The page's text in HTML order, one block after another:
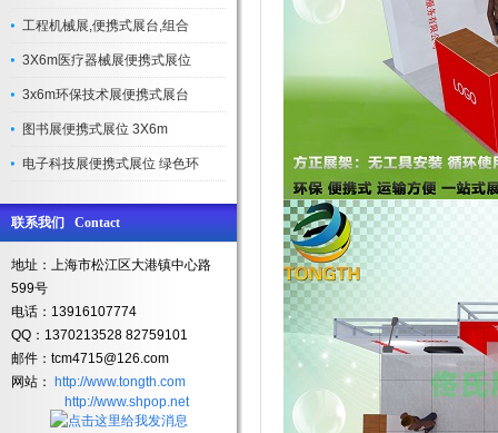
工程机械展,便携式展台,组合
3X6m医疗器械展便携式展位
3x6m环保技术展便携式展台
图书展便携式展位 3X6m
电子科技展便携式展位 绿色环
联系我们 Contact
地址：上海市松江区大港镇中心路
599号
电话：13916107774
QQ：1370213528 82759101
邮件：tcm4715@126.com
网站：
http://www.tongth.com
http://www.shpop.net